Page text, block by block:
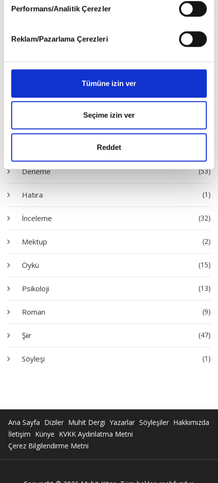
okumak ve sitemizi ziyaretiniz kapsamında
gerçekleştirilen veri işleme faaliyetleri ile ilgili daha
Performans/Analitik Çerezler
Reklam/Pazarlama Çerezleri
Tümüne izin ver
Seçime izin ver
Reddet
Diziler
Deneme (53)
Hatıra (1)
İnceleme (32)
Mektup (2)
Öykü (15)
Psikoloji (13)
Roman (9)
Şiir (47)
Söyleşi (1)
Ana Sayfa Diziler Muhit Dergi Yazarlar Söyleşiler Hakkımızda
İletişim Künye KVKK Aydınlatma Metni
Çerez Bilgilendirme Metni